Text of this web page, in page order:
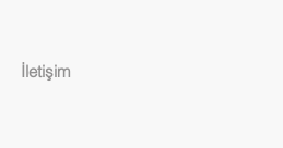
İletişim